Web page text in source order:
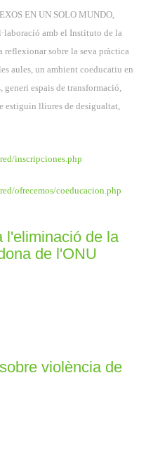
EN UN SOLO MUNDO,
amb el Instituto de la
reflexionar sobre la seva pràctica
aules, un ambient coeducatiu en
espais de transformació,
estiguin lliures de desigualtat,
inscripciones.php
ofrecemos/coeducacion.php
l'eliminació de la
de l'ONU
violència de